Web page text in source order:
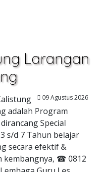
Larangan
09 Agustus 2026
adalah Program
Special
s/d 7 Tahun belajar
secara efektif &
kembangnya, ☎ 0812